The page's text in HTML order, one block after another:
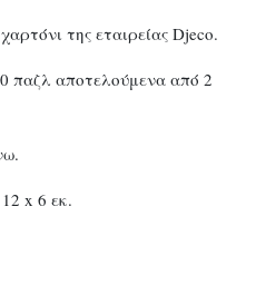
της εταιρείας Djeco.
παζλ αποτελούμενα από 2
x 6 εκ.